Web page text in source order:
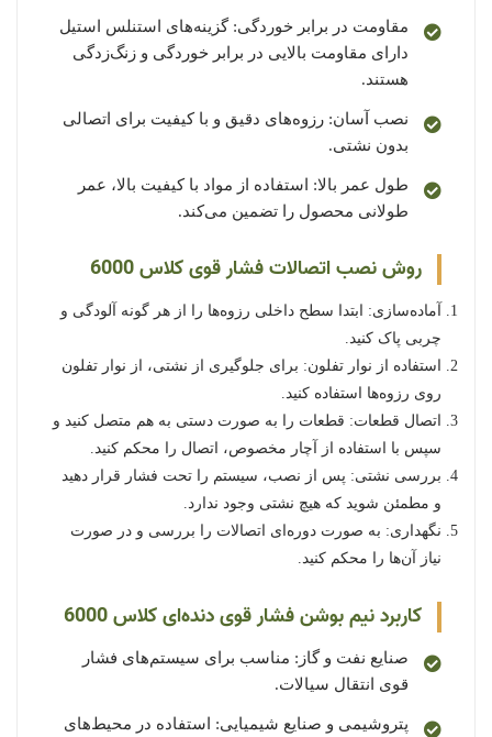
مقاومت در برابر خوردگی: گزینه‌های استنلس استیل
دارای مقاومت بالایی در برابر خوردگی و زنگ‌زدگی
هستند.
نصب آسان: رزوه‌های دقیق و با کیفیت برای اتصالی
بدون نشتی.
طول عمر بالا: استفاده از مواد با کیفیت بالا، عمر
طولانی محصول را تضمین می‌کند.
روش نصب اتصالات فشار قوی کلاس 6000
آماده‌سازی: ابتدا سطح داخلی رزوه‌ها را از هر گونه آلودگی و
چربی پاک کنید.
استفاده از نوار تفلون: برای جلوگیری از نشتی، از نوار تفلون
روی رزوه‌ها استفاده کنید.
اتصال قطعات: قطعات را به صورت دستی به هم متصل کنید و
سپس با استفاده از آچار مخصوص، اتصال را محکم کنید.
بررسی نشتی: پس از نصب، سیستم را تحت فشار قرار دهید
و مطمئن شوید که هیچ نشتی وجود ندارد.
نگهداری: به صورت دوره‌ای اتصالات را بررسی و در صورت
نیاز آن‌ها را محکم کنید.
کاربرد نیم بوشن فشار قوی دنده‌ای کلاس 6000
صنایع نفت و گاز: مناسب برای سیستم‌های فشار
قوی انتقال سیالات.
پتروشیمی و صنایع شیمیایی: استفاده در محیط‌های